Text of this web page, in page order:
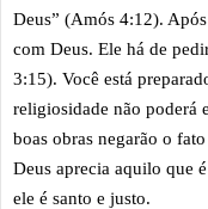
Deus” (Amós 4:12).
com Deus. Ele há de
3:15). Você está
religiosidade não poderá
boas obras negarão o
Deus aprecia aquilo que
ele é santo e justo.